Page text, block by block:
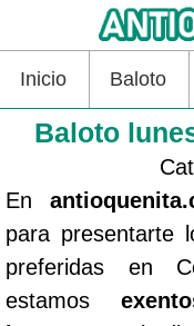
Inicio Baloto
Baloto
En
para presentarte
preferidas en
estamos